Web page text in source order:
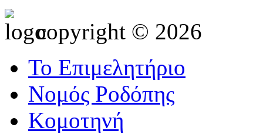
copyright © 2026
Το Επιμελητήριο
Νομός Ροδόπης
Κομοτηνή